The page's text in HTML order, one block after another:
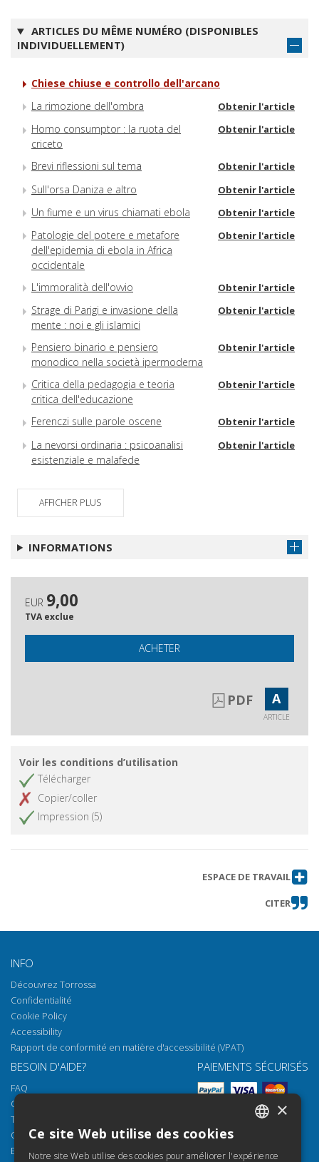
ARTICLES DU MÊME NUMÉRO (DISPONIBLES
INDIVIDUELLEMENT)
Chiese chiuse e controllo dell'arcano
La rimozione dell'ombra
Obtenir l'article
Homo consumptor : la ruota del
criceto
Obtenir l'article
Brevi riflessioni sul tema Obtenir l'article
Sull'orsa Daniza e altro Obtenir l'article
Un fiume e un virus chiamati ebola Obtenir l'article
Patologie del potere e metafore
dell'epidemia di ebola in Africa
occidentale
Obtenir l'article
L'immoralità dell'ovvio Obtenir l'article
Strage di Parigi e invasione della
mente : noi e gli islamici
Obtenir l'article
Pensiero binario e pensiero
monodico nella società ipermoderna
Obtenir l'article
Critica della pedagogia e teoria
critica dell'educazione
Obtenir l'article
Ferenczi sulle parole oscene Obtenir l'article
La nevorsi ordinaria : psicoanalisi
esistenziale e malafede
Obtenir l'article
AFFICHER PLUS
INFORMATIONS
EUR 9,00
TVA exclue
ACHETER
PDF A
ARTICLE
Voir les conditions d’utilisation
Télécharger
Copier/coller
Impression (5)
ESPACE DE TRAVAIL
CITER
INFO
Découvrez Torrossa
Confidentialité
Cookie Policy
Accessibility
Rapport de conformité en matière d'accessibilité (VPAT)
BESOIN D'AIDE?
FAQ
Comment ouvrir nos documents
Torrossa Reader
Options d'accès
Email: helpdesk@torrossa.com
PAIEMENTS SÉCURISÉS
×
Ce site Web utilise des cookies
Notre site Web utilise des cookies pour améliorer l'expérience